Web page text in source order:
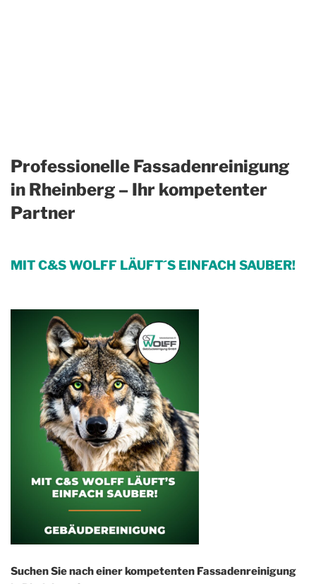
Professionelle Fassadenreinigung
in Rheinberg – Ihr kompetenter
Partner
MIT C&S WOLFF LÄUFT´S EINFACH SAUBER!
Suchen Sie nach einer kompetenten Fassadenreinigung